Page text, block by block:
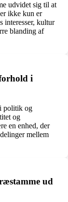
udvidet sig til at
ikke kun er
interesser, kultur
blanding af
i
politik og
og
en enhed, der
mellem
ud